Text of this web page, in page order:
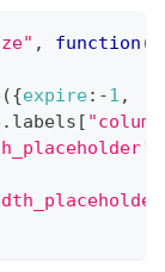
, function (
({expire: -1 ,
. labels [